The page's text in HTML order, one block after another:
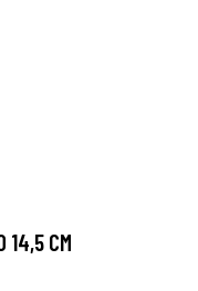
14,5 CM